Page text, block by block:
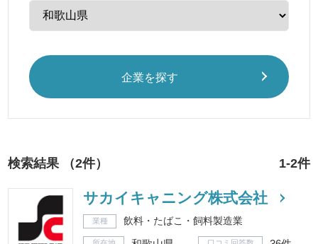
企業を探す
検索結果 （2件） 1-2件
サカイキャニング株式会社
業種 飲料・たばこ・飼料製造業